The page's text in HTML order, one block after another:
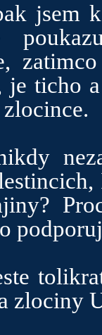
jsem
je ticho
zlociny